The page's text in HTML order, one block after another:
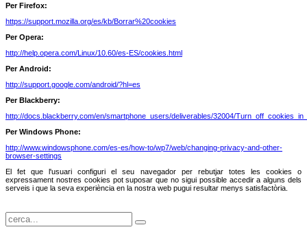
Per Firefox:
https://support.mozilla.org/es/kb/Borrar%20cookies
Per Opera:
http://help.opera.com/Linux/10.60/es-ES/cookies.html
Per Android:
http://support.google.com/android/?hl=es
Per Blackberry:
http://docs.blackberry.com/en/smartphone_users/deliverables/32004/
Per Windows Phone:
http://www.windowsphone.com/es-es/how-to/wp7/web/changing-privacy-and-other-
browser-settings
El fet que l'usuari configuri el seu navegador per rebutjar totes les cookies o
expressament nostres cookies pot suposar que no sigui possible accedir a alguns dels
serveis i que la seva experiència en la nostra web pugui resultar menys satisfactòria.